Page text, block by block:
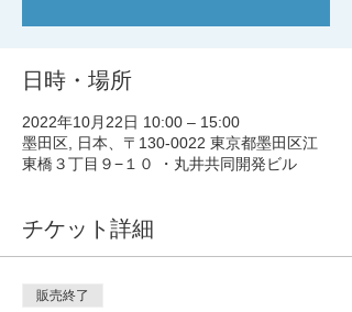
日時・場所
2022年10月22日 10:00 – 15:00
墨田区, 日本、〒130-0022 東京都墨田区江
東橋３丁目９−１０ ・丸井共同開発ビル
チケット詳細
販売終了